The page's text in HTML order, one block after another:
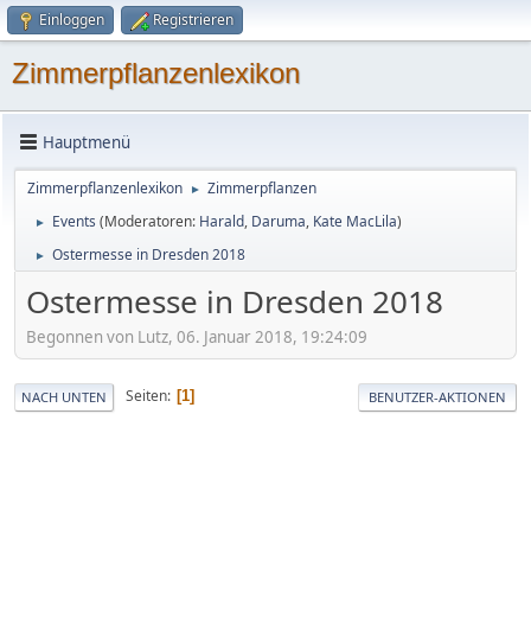
Einloggen Registrieren
Zimmerpflanzenlexikon
Hauptmenü
Zimmerpflanzenlexikon ► Zimmerpflanzen
► Events (Moderatoren: Harald, Daruma, Kate MacLila)
► Ostermesse in Dresden 2018
Ostermesse in Dresden 2018
Begonnen von Lutz, 06. Januar 2018, 19:24:09
NACH UNTEN Seiten 1 BENUTZER-AKTIONEN